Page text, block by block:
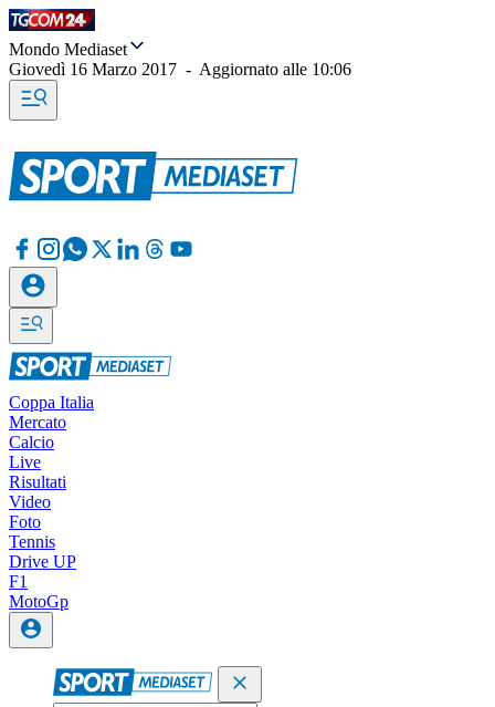
Mondo Mediaset
Giovedì 16 Marzo 2017 - Aggiornato alle 10:06
Coppa Italia
Mercato
Calcio
Live
Risultati
Video
Foto
Tennis
Drive UP
F1
MotoGp